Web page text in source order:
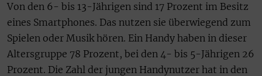
Von den 6- bis 13-Jährigen sind 17 Prozent im Besitz
eines Smartphones. Das nutzen sie überwiegend zum
Spielen oder Musik hören. Ein Handy haben in dieser
Altersgruppe 78 Prozent, bei den 4- bis 5-Jährigen 26
Prozent. Die Zahl der jungen Handynutzer hat in den